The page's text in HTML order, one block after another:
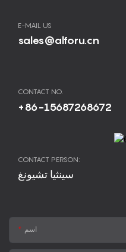
E-MAIL US
sales@alforu.cn
CONTACT NO.
+86-15687268672
CONTACT PERSON:
سينثيا تشيونغ
اسم